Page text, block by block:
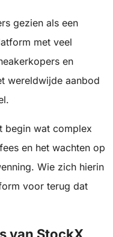
gezien als een
met veel
en
wereldwijde aanbod
begin wat complex
en het wachten op
Wie zich hierin
voor terug dat